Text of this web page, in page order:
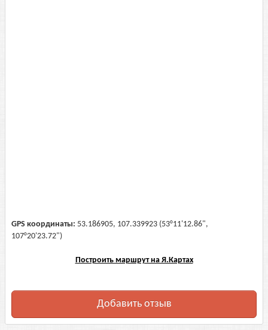
GPS координаты: 53.186905, 107.339923 (53°11'12.86",
107°20'23.72")
Построить маршрут на Я.Картах
Добавить отзыв